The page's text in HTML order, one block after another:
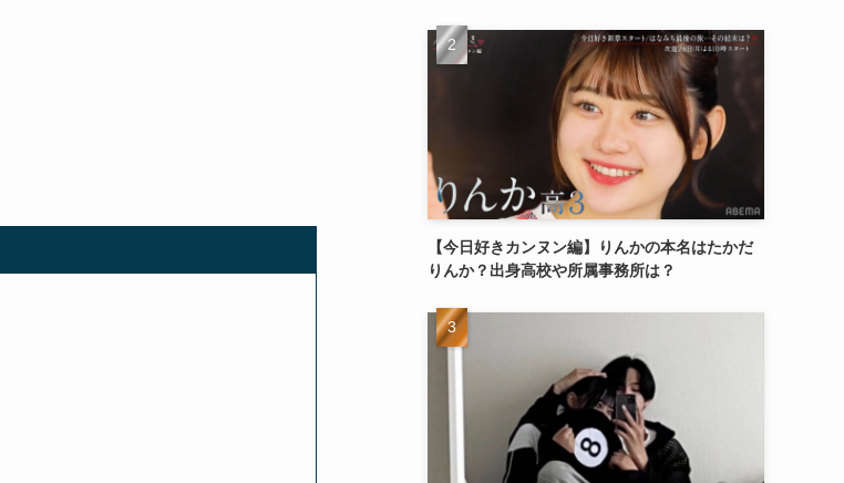
【今日好きカンヌン編】りんかの本名はたかだ
りんか？出身高校や所属事務所は？